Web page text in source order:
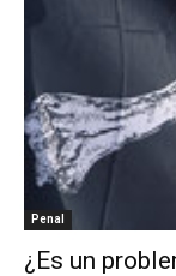
Penal
¿Es un